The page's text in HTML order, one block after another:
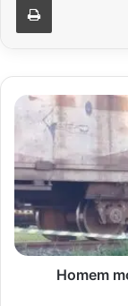
Homem
morre
ser
atingido
trem
em
Arapongas
Homem